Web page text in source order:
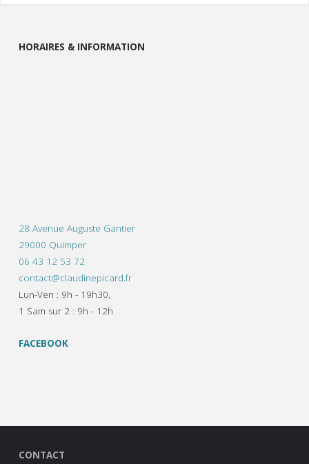
HORAIRES & INFORMATION
28 Avenue Auguste Gantier
29000 Quimper
06 43 12 53 72
contact@claudinepicard.fr
Lun-Ven : 9h - 19h30,
1 Sam sur 2 : 9h - 12h
FACEBOOK
CONTACT